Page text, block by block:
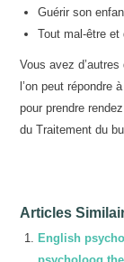
Guérir son
Tout mal-être et
Vous avez
l’on peut répondre
pour prendre
du Traitement du
Articles
English